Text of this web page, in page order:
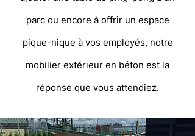
parc ou encore à offrir un espace
pique-nique à vos employés, notre
mobilier extérieur en béton est la
réponse que vous attendiez.